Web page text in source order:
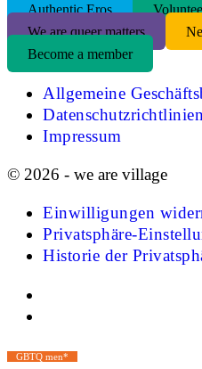
Authentic Eros
We are queer matters
Become a member
Allgemeine
Datenschutzrichtlinien
Impressum
© 2026 - we are village
Einwilligungen
Privatsphäre-
Historie der
GBTQ men*